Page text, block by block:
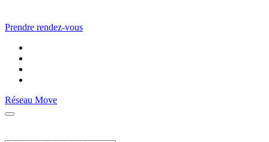
Prendre rendez-vous
Réseau Move